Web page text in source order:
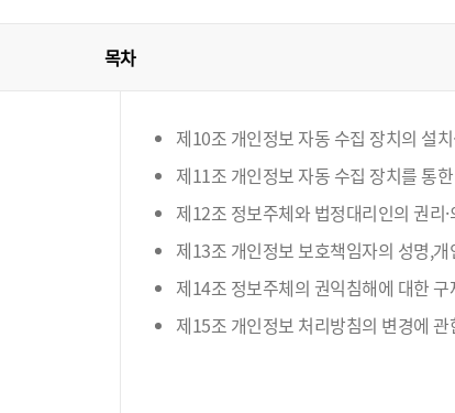
목차
제10조 개인정보 자동 수집 장치의 설
제11조 개인정보 자동 수집 장치를 통
제12조 정보주체와 법정대리인의 권리
제13조 개인정보 보호책임자의 성명,
제14조 정보주체의 권익침해에 대한 구
제15조 개인정보 처리방침의 변경에 관